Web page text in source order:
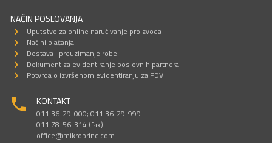
NAČIN POSLOVANJA
Uputstvo za online naručivanje proizvoda
Načini plaćanja
Dostava I preuzimanje robe
Dokument za evidentiranje poslovnih partnera
Potvrda o izvršenom evidentiranju za PDV
KONTAKT
011 36-29-000; 011 36-29-999
011 78-56-314 (fax)
office@mikroprinc.com